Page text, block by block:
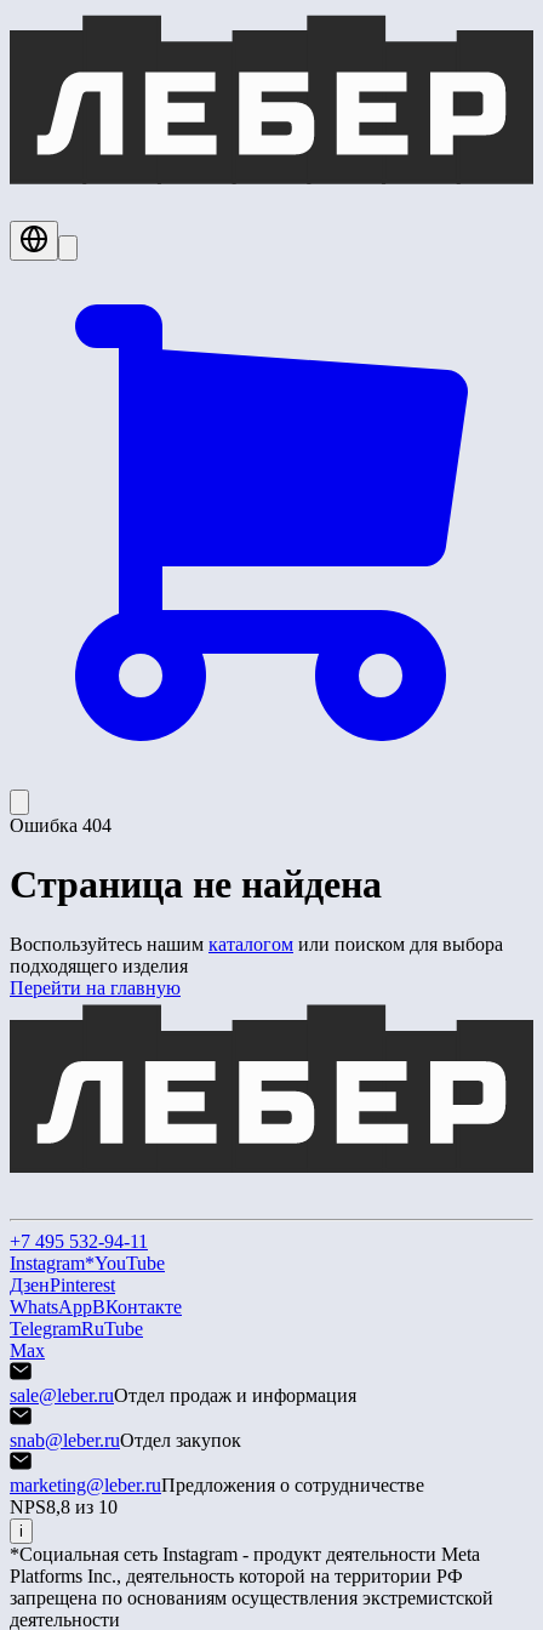
Ошибка 404
Страница не найдена
Воспользуйтесь нашим каталогом или поиском для выбора
подходящего изделия
Перейти на главную
+7 495 532-94-11
Instagram*YouTube
ДзенPinterest
WhatsAppВКонтакте
TelegramRuTube
Max
sale@leber.ruОтдел продаж и информация
snab@leber.ruОтдел закупок
marketing@leber.ruПредложения о сотрудничестве
NPS8,8 из 10
i
*Социальная сеть Instagram - продукт деятельности Meta
Platforms Inc., деятельность которой на территории РФ
запрещена по основаниям осуществления экстремистской
деятельности